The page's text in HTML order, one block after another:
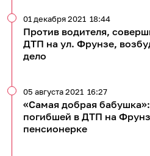
Против водителя,
ДТП на ул. Фрунзе,
дело
01 декабря 2021 18:44
«Самая добрая
погибшей в ДТП на
пенсионерке
05 августа 2021 16:27